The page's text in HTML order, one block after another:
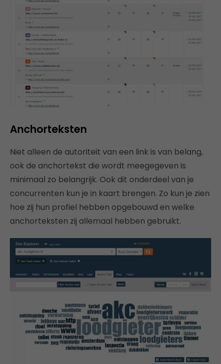
Anchorteksten
Niet alleen de autoriteit van een link is van belang,
ook de anchortekst die wordt meegegeven is
minimaal zo belangrijk. Ook dit onderdeel van je
concurrenten kun je in kaart brengen. Zo kun je zien
hoe zij hun profiel hebben opgebouwd en welke
anchorteksten zij allemaal hebben gebruikt.